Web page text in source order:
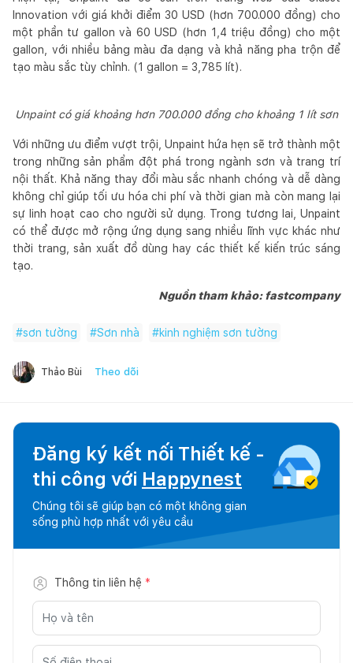
Innovation với giá khởi điểm 30 USD (hơn 700.000 đồng) cho
một phần tư gallon và 60 USD (hơn 1,4 triệu đồng) cho một
gallon, với nhiều bảng màu đa dạng và khả năng pha trộn để
tạo màu sắc tùy chỉnh. (1 gallon = 3,785 lít).
Unpaint có giá khoảng hơn 700.000 đồng cho khoảng 1 lít sơn
Với những ưu điểm vượt trội, Unpaint hứa hẹn sẽ trở thành một
trong những sản phẩm đột phá trong ngành sơn và trang trí
nội thất. Khả năng thay đổi màu sắc nhanh chóng và dễ dàng
không chỉ giúp tối ưu hóa chi phí và thời gian mà còn mang lại
sự linh hoạt cao cho người sử dụng. Trong tương lai, Unpaint
có thể được mở rộng ứng dụng sang nhiều lĩnh vực khác như
thời trang, sản xuất đồ dùng hay các thiết kế kiến trúc sáng
tạo.
Nguồn tham khảo: fastcompany
#sơn tường #Sơn nhà #kinh nghiệm sơn tường
Thảo Bùi Theo dõi
Đăng ký kết nối Thiết kế -
thi công với Happynest
Chúng tôi sẽ giúp bạn có một không gian
sống phù hợp nhất với yêu cầu
Thông tin liên hệ *